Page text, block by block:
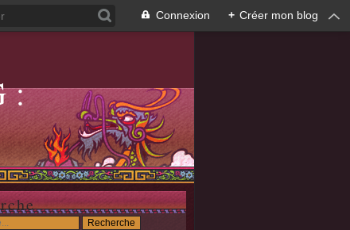
Connexion + Créer mon blog